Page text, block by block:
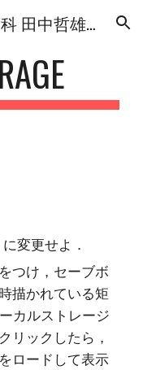
Skip to navigation
神奈川工科大学 情報工学科 田中哲雄研究室
変更せよ．
つけ，セーブボ
描かれている矩
カルストレージ
リックしたら，
ロードして表示